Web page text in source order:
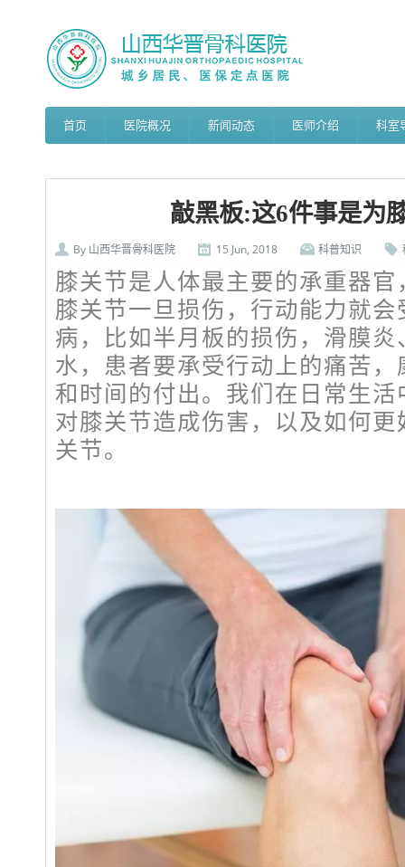
首页 医院概况 新闻动态 医师介绍 科室
敲黑板:这6件事是为
By 山西华晋骨科医院 15 Jun, 2018 科普知识
膝关节是人体最主要的承重器
膝关节一旦损伤，行动能力就
病，比如半月板的损伤，滑膜
水，患者要承受行动上的痛苦
和时间的付出。我们在日常生
对膝关节造成伤害，以及如何
关节。